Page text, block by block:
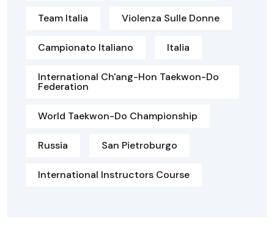
Team Italia Violenza Sulle Donne
Campionato Italiano Italia
International Ch'ang-Hon Taekwon-Do
Federation
World Taekwon-Do Championship
Russia San Pietroburgo
International Instructors Course